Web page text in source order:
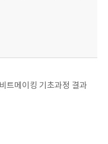
트메이킹 기초과정 결과